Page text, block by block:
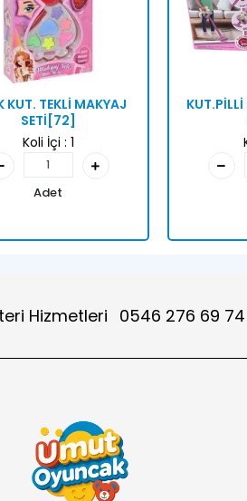
KUT. TEKLİ MAKYAJ
SETİ[72]
Koli İçi : 1
Adet
KUT.PİLLİ
Hizmetleri 0546 276 69 74